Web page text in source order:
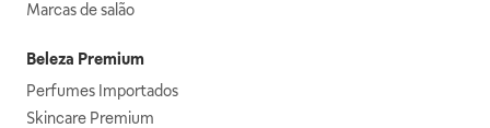
Marcas de salão
Beleza Premium
Perfumes Importados
Skincare Premium